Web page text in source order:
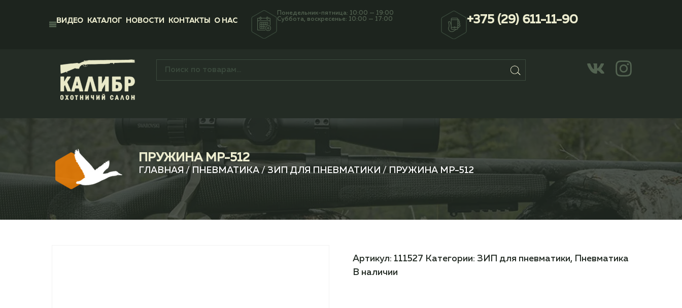
ВИДЕО КАТАЛОГ НОВОСТИ КОНТАКТЫ О НАС
Понедельник-пятница: 10:00 — 19:00
Суббота, воскресенье: 10:00 — 17:00
+375 (29) 611-11-90
ПРУЖИНА МР-512
ГЛАВНАЯ / ПНЕВМАТИКА/ ЗИП ДЛЯ ПНЕВМАТИКИ / ПРУЖИНА МР-512
Артикул: 111527 Категории: ЗИП для пневматики,
Пневматика
В наличии